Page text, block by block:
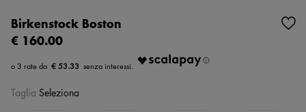
Birkenstock Boston
€ 160.00
€ 53.33
Taglia Seleziona